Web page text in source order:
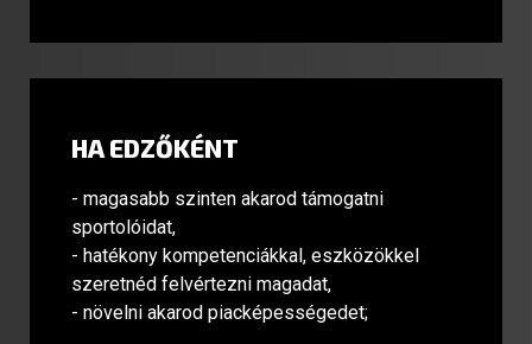
HA EDZŐKÉNT
- magasabb szinten akarod támogatni
sportolóidat,
- hatékony kompetenciákkal, eszközökkel
szeretnéd felvértezni magadat,
- növelni akarod piacképességedet;